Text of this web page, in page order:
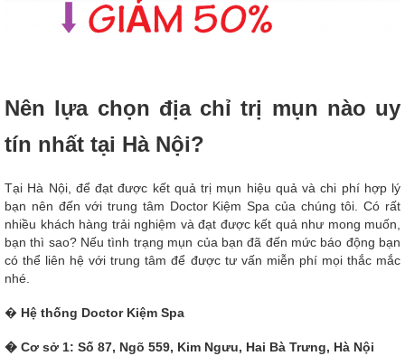
Nên lựa chọn địa chỉ trị mụn nào uy
tín nhất tại Hà Nội?
Tại Hà Nội, để đạt được kết quả trị mụn hiệu quả và chi phí hợp lý
bạn nên đến với trung tâm Doctor Kiệm Spa của chúng tôi. Có rất
nhiều khách hàng trải nghiệm và đạt được kết quả như mong muốn,
bạn thì sao? Nếu tình trạng mụn của bạn đã đến mức báo động bạn
có thể liên hệ với trung tâm để được tư vấn miễn phí mọi thắc mắc
nhé.
� Hệ thống Doctor Kiệm Spa
� Cơ sở 1: Số 87, Ngõ 559, Kim Ngưu, Hai Bà Trưng, Hà Nội